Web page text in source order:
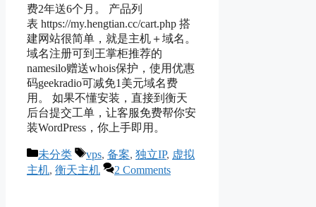
费2年送6个月。 产品列
表 https://my.hengtian.cc/cart.php 搭
建网站很简单，就是主机＋域名。
域名注册可到王掌柜推荐的
namesilo赠送whois保护，使用优惠
码geekradio可减免1美元域名费
用。 如果不懂安装，直接到衡天
后台提交工单，让客服免费帮你安
装WordPress，你上手即用。
Categories
未分类 Tags
vps, 备案, 独立IP, 虚拟
主机, 衡天主机 2 Comments